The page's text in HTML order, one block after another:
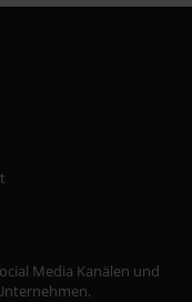
Media Kanälen und